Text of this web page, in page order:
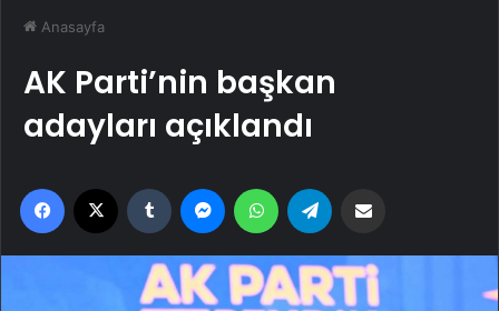
Anasayfa
AK Parti’nin başkan
adayları açıklandı
Facebook Tumblr MessengerWhatsApp